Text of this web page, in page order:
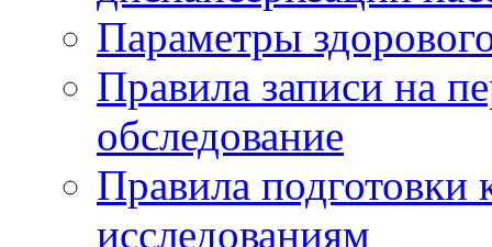
Параметры
Правила записи на
обследование
Правила подготовки
исследованиям